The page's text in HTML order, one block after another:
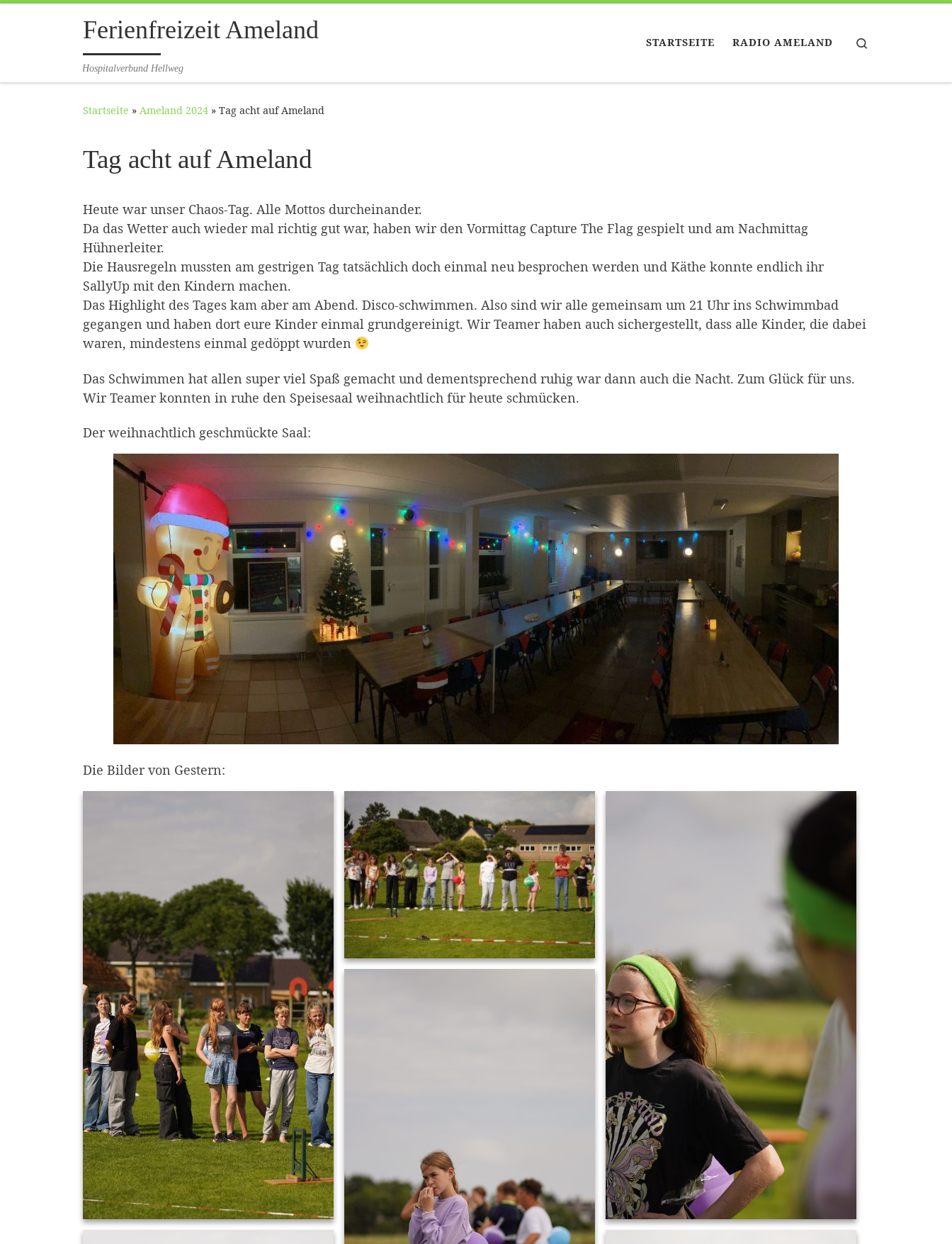
Zum Inhalt springenFerienfreizeit Ameland
Hospitalverbund Hellweg
STARTSEITE RADIO AMELAND
Startseite » Ameland 2024 » Tag acht auf Ameland
Tag acht auf Ameland
Heute war unser Chaos-Tag. Alle Mottos durcheinander.
Da das Wetter auch wieder mal richtig gut war, haben wir den Vormittag Capture The Flag gespielt und am Nachmittag
Hühnerleiter.
Die Hausregeln mussten am gestrigen Tag tatsächlich doch einmal neu besprochen werden und Käthe konnte endlich ihr
SallyUp mit den Kindern machen.
Das Highlight des Tages kam aber am Abend. Disco-schwimmen. Also sind wir alle gemeinsam um 21 Uhr ins Schwimmbad
gegangen und haben dort eure Kinder einmal grundgereinigt. Wir Teamer haben auch sichergestellt, dass alle Kinder, die dabei
waren, mindestens einmal gedöppt wurden
Das Schwimmen hat allen super viel Spaß gemacht und dementsprechend ruhig war dann auch die Nacht. Zum Glück für uns.
Wir Teamer konnten in ruhe den Speisesaal weihnachtlich für heute schmücken.
Der weihnachtlich geschmückte Saal:
Die Bilder von Gestern: